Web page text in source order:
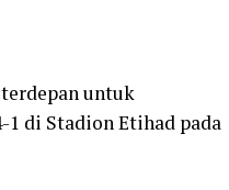
untuk
di Stadion Etihad pada